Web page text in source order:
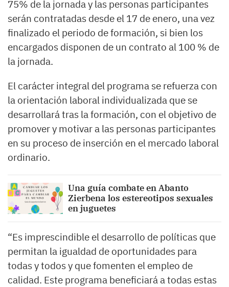
75% de la jornada y las personas participantes
serán contratadas desde el 17 de enero, una vez
finalizado el periodo de formación, si bien los
encargados disponen de un contrato al 100 % de
la jornada.
El carácter integral del programa se refuerza con
la orientación laboral individualizada que se
desarrollará tras la formación, con el objetivo de
promover y motivar a las personas participantes
en su proceso de inserción en el mercado laboral
ordinario.
Una guía combate en Abanto
Zierbena los estereotipos sexuales
en juguetes
“Es imprescindible el desarrollo de políticas que
permitan la igualdad de oportunidades para
todas y todos y que fomenten el empleo de
calidad. Este programa beneficiará a todas estas